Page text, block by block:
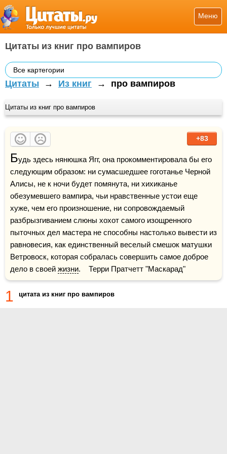
Меню
Цитаты из книг про вампиров
Все картегории
Цитаты → Из книг → про вампиров
Цитаты из книг про вампиров
+83
Будь здесь нянюшка Ягг, она прокомментировала бы его
следующим образом: ни сумасшедшее гоготанье Черной
Алисы, не к ночи будет помянута, ни хихиканье
обезумевшего вампира, чьи нравственные устои еще
хуже, чем его произношение, ни сопровождаемый
разбрызгиванием слюны хохот самого изощренного
пыточных дел мастера не способны настолько вывести из
равновесия, как единственный веселый смешок матушки
Ветровоск, которая собралась совершить самое доброе
дело в своей жизни.    Терри Пратчетт "Маскарад"
1 цитата из книг про вампиров